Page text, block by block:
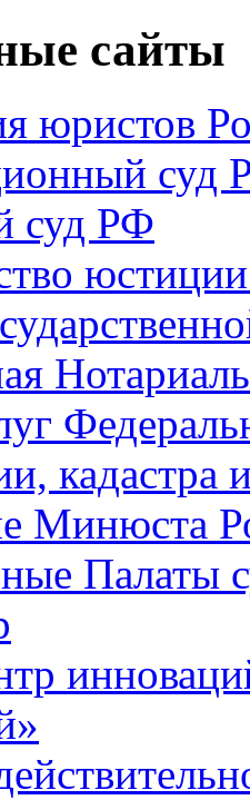
сайты
юристов
суд
суд РФ
кадастра
Минюста
Палаты